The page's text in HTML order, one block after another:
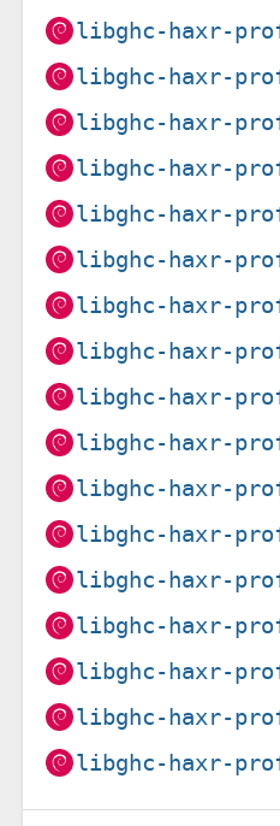
libghc-haxr-
libghc-haxr-
libghc-haxr-
libghc-haxr-
libghc-haxr-
libghc-haxr-
libghc-haxr-
libghc-haxr-
libghc-haxr-
libghc-haxr-
libghc-haxr-
libghc-haxr-
libghc-haxr-
libghc-haxr-
libghc-haxr-
libghc-haxr-
libghc-haxr-